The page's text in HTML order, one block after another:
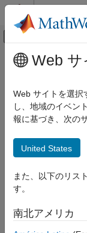
コンテンツへスキップ
オフキャ
ドキュメンテーション
メインコンテン
Web サ
Web サイトを選択
し、地域のイベン
報に基づき、次の
United States
また、以下のリス
す。
南北アメリカ